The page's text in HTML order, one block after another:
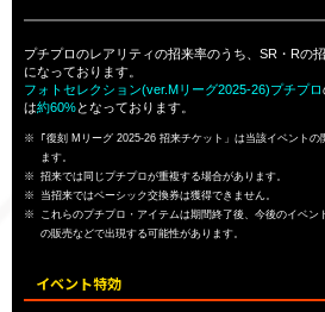
プチプロのレアリティの招来率のうち、SR・Rの
になっております。
フォトセレクション(ver.Mリーグ2025-26)プチプロ
は約60%となっております。
｢復刻 Mリーグ 2025-26 招来チケット」は当該イベントの
ます。
招来では同じプチプロが重複する場合があります。
当招来ではベーシック交換券は獲得できません。
これらのプチプロ・アイテムは期間終了後、今後のイベ
の販売などで出現する可能性があります。
イベント特効